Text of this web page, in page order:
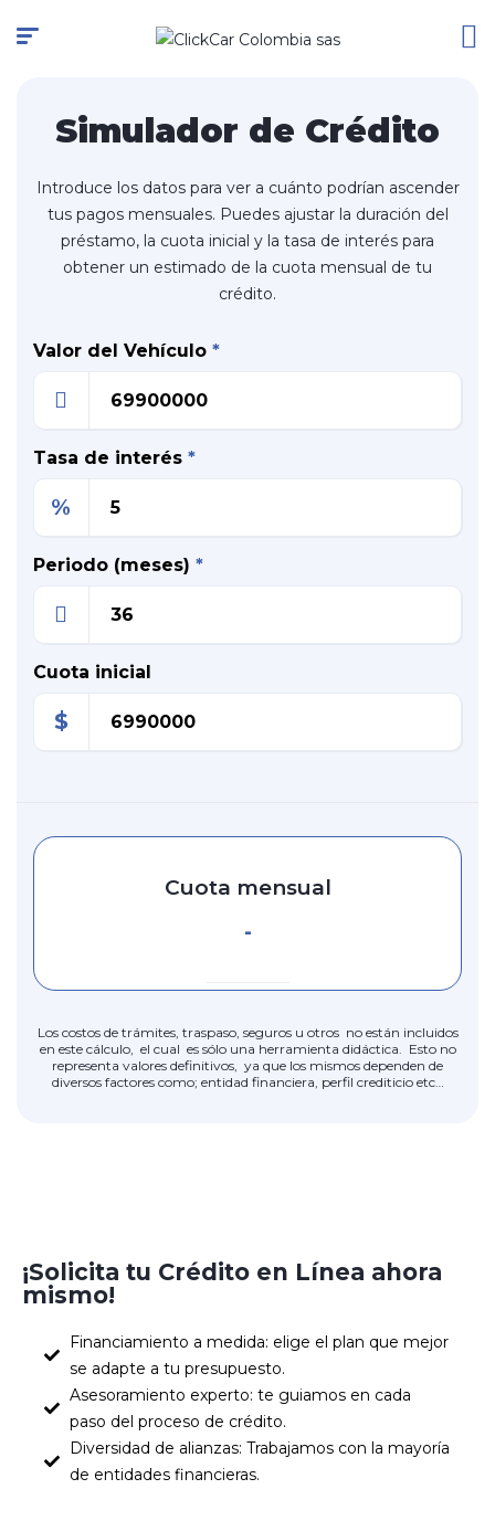
Simulador de Crédito
Introduce los datos para ver a cuánto podrían ascender
tus pagos mensuales. Puedes ajustar la duración del
préstamo, la cuota inicial y la tasa de interés para
obtener un estimado de la cuota mensual de tu
crédito.
Valor del Vehículo *
Tasa de interés *
%
Periodo (meses) *
Cuota inicial
$
Cuota mensual
-
Los costos de trámites, traspaso, seguros u otros no están incluidos
en este cálculo, el cual es sólo una herramienta didáctica. Esto no
representa valores definitivos, ya que los mismos dependen de
diversos factores como; entidad financiera, perfil crediticio etc…
¡Solicita tu Crédito en Línea ahora
mismo!
Financiamiento a medida: elige el plan que mejor
se adapte a tu presupuesto.
Asesoramiento experto: te guiamos en cada
paso del proceso de crédito.
Diversidad de alianzas: Trabajamos con la mayoría
de entidades financieras.